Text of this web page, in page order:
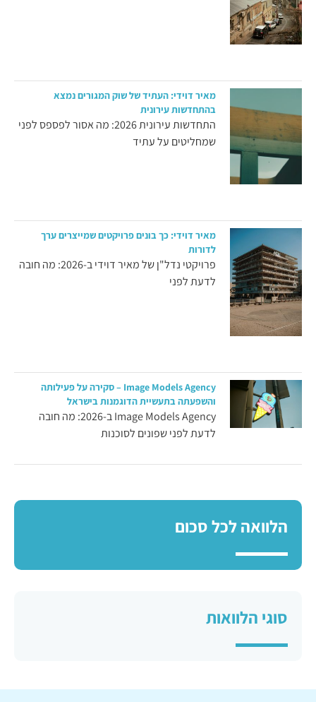
מאיר דוידי: העתיד של שוק המגורים נמצא
בהתחדשות עירונית
התחדשות עירונית 2026: מה אסור לפספס לפני
שמחליטים על עתיד
מאיר דוידי: כך בונים פרויקטים שמייצרים ערך
לדורות
פרויקטי נדל"ן של מאיר דוידי ב-2026: מה חובה
לדעת לפני
Image Models Agency – סקירה על פעילותה
והשפעתה בתעשיית הדוגמנות בישראל
Image Models Agency ב-2026: מה חובה
לדעת לפני שפונים לסוכנות
הלוואה לכל סכום
סוגי הלוואות